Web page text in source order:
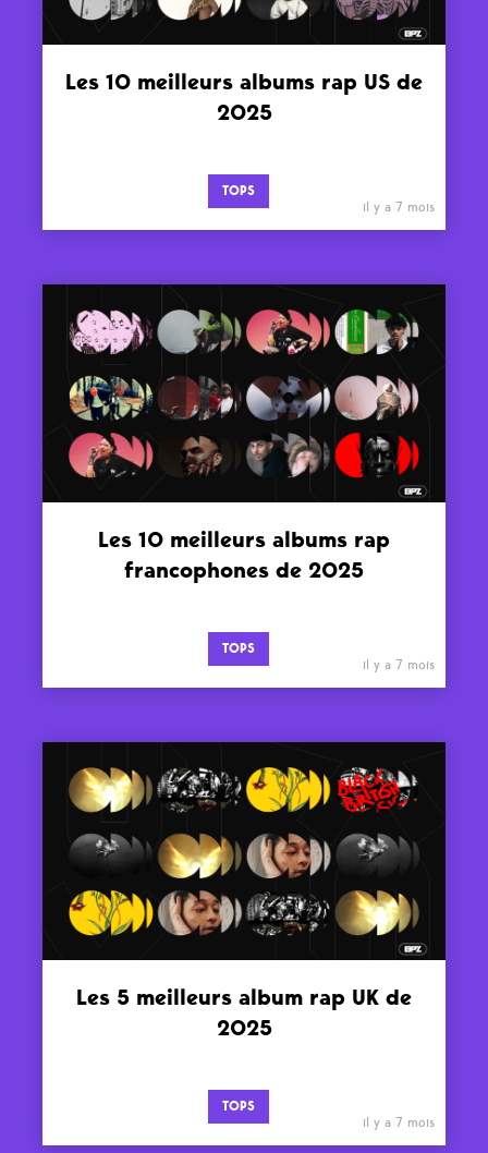
Les 10 meilleurs albums rap US de
2025
TOPS
il y a 7 mois
Les 10 meilleurs albums rap
francophones de 2025
TOPS
il y a 7 mois
Les 5 meilleurs album rap UK de
2025
TOPS
il y a 7 mois